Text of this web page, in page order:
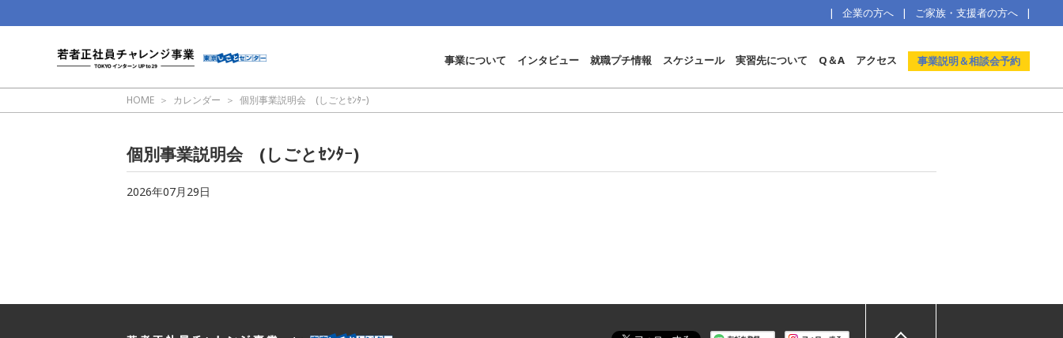
企業の方へ ご家族・支援者の方へ
事業について インタビュー 就職プチ情報 スケジュール 実習先について Q＆A アクセス 事業説明＆相談会予約
HOME カレンダー 個別事業説明会 (しごとｾﾝﾀｰ)
個別事業説明会 (しごとｾﾝﾀｰ)
2026年07月29日